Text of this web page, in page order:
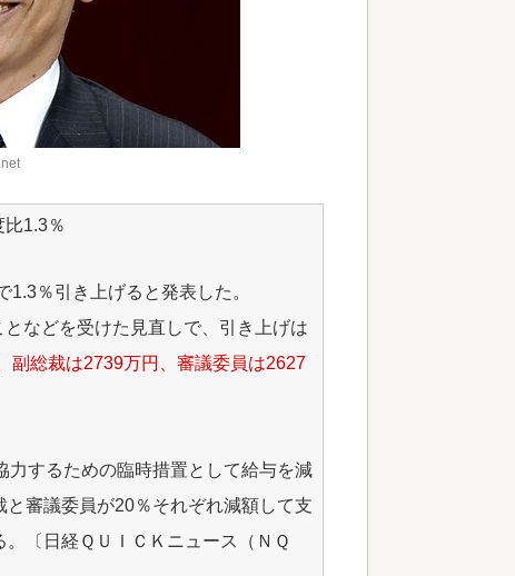
1.3％
％引き上げると発表した。
などを受けた見直しで、引き上げは
副総裁は2739万円、審議委員は2627
力するための臨時措置として給与を減
審議委員が20％それぞれ減額して支
〔日経ＱＵＩＣＫニュース（ＮＱ